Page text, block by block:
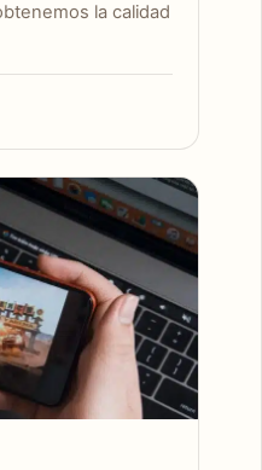
la calidad